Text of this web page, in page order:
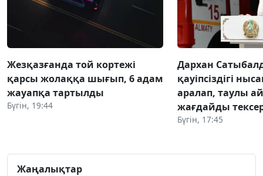
Жезқазғанда той кортежі
қарсы жолаққа шығып, 6 адам
жауапқа тартылды
Бүгін, 19:44
Дархан
қауіпсіздігі
аралап, таулы
жағдайды
Бүгін, 17:45
Жаңалықтар